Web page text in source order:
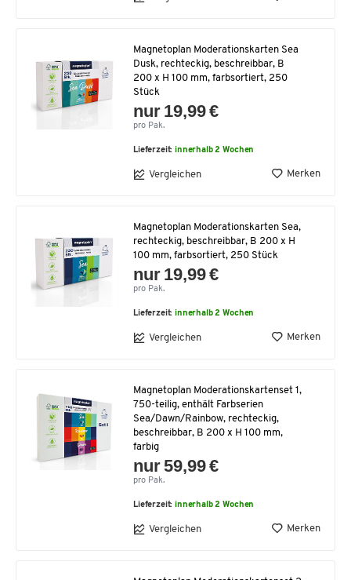
Magnetoplan Moderationskarten Sea
Dusk, rechteckig, beschreibbar, B
200 x H 100 mm, farbsortiert, 250
Stück
nur 19,99 €
pro Pak.
Lieferzeit:innerhalb 2 Wochen
Vergleichen Merken
Magnetoplan Moderationskarten Sea,
rechteckig, beschreibbar, B 200 x H
100 mm, farbsortiert, 250 Stück
nur 19,99 €
pro Pak.
Lieferzeit:innerhalb 2 Wochen
Vergleichen Merken
Magnetoplan Moderationskartenset 1,
750-teilig, enthält Farbserien
Sea/Dawn/Rainbow, rechteckig,
beschreibbar, B 200 x H 100 mm,
farbig
nur 59,99 €
pro Pak.
Lieferzeit:innerhalb 2 Wochen
Vergleichen Merken